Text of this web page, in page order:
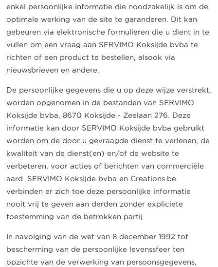
enkel persoonlijke informatie die noodzakelijk is om de
optimale werking van de site te garanderen. Dit kan
gebeuren via elektronische formulieren die u dient in te
vullen om een vraag aan SERVIMO Koksijde bvba te
richten of een product te bestellen, alsook via
nieuwsbrieven en andere.
De persoonlijke gegevens die u op deze wijze verstrekt,
worden opgenomen in de bestanden van SERVIMO
Koksijde bvba, 8670 Koksijde - Zeelaan 276. Deze
informatie kan door SERVIMO Koksijde bvba gebruikt
worden om de door u gevraagde dienst te verlenen, de
kwaliteit van de dienst(en) en/of de website te
verbeteren, voor acties of berichten van commerciële
aard. SERVIMO Koksijde bvba en Creations.be
verbinden er zich toe deze persoonlijke informatie
nooit vrij te geven aan derden zonder expliciete
toestemming van de betrokken partij.
In navolging van de wet van 8 december 1992 tot
bescherming van de persoonlijke levenssfeer ten
opzichte van de verwerking van persoonsgegevens,